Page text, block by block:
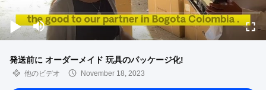
発送前に オーダーメイド 玩具のパッケージ化!
他のビデオ November 18, 2023